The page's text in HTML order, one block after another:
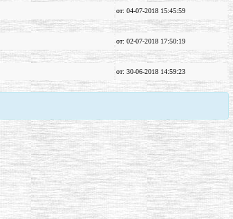
от: 04-07-2018 15:45:59
от: 02-07-2018 17:50:19
от: 30-06-2018 14:59:23